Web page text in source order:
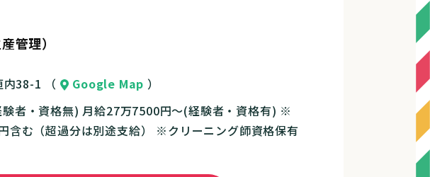
管理）
内38-1 （ Google Map ）
者・資格無) 月給27万7500円～(経験者・資格有) ※
含む（超過分は別途支給） ※クリーニング師資格保有